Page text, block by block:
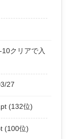
クリアで入
27
(132位)
(100位)